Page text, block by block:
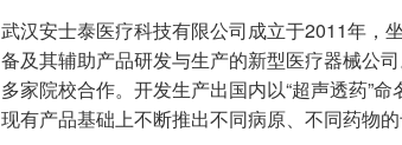
武汉安士泰医疗科技有限公司成立于2011年
备及其辅助产品研发与生产的新型医疗器械公
多家院校合作。开发生产出国内以“超声透药”
现有产品基础上不断推出不同病原、不同药物